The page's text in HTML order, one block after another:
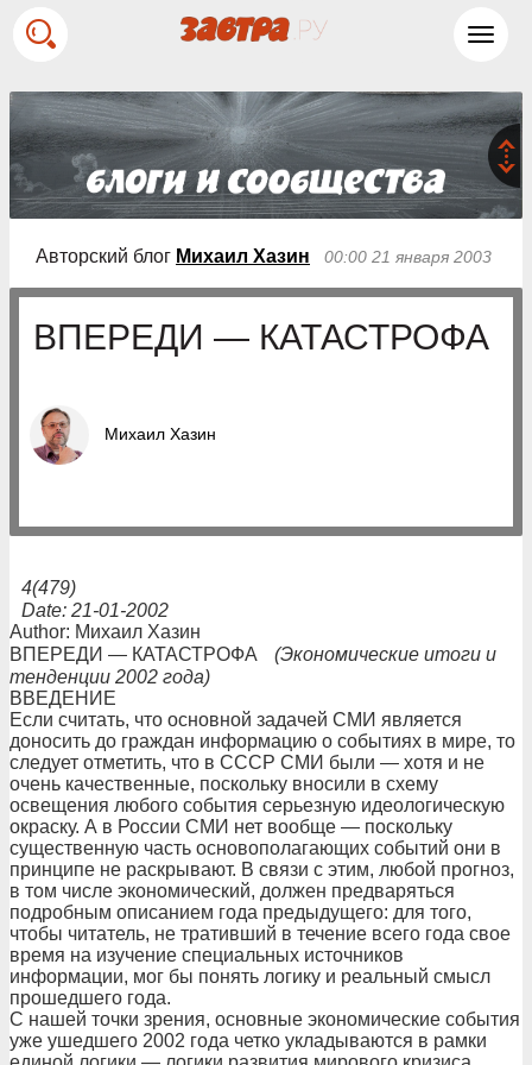
Авторский блог Михаил Хазин 00:00 21 января 2003
ВПЕРЕДИ — КАТАСТРОФА
Михаил Хазин
4(479)
Date: 21-01-2002
Author: Михаил Хазин
ВПЕРЕДИ — КАТАСТРОФА
(Экономические итоги и
тенденции 2002 года)
ВВЕДЕНИЕ
Если считать, что основной задачей СМИ является
доносить до граждан информацию о событиях в мире, то
следует отметить, что в СССР СМИ были — хотя и не
очень качественные, поскольку вносили в схему
освещения любого события серьезную идеологическую
окраску. А в России СМИ нет вообще — поскольку
существенную часть основополагающих событий они в
принципе не раскрывают. В связи с этим, любой прогноз,
в том числе экономический, должен предваряться
подробным описанием года предыдущего: для того,
чтобы читатель, не тративший в течение всего года свое
время на изучение специальных источников
информации, мог бы понять логику и реальный смысл
прошедшего года.
С нашей точки зрения, основные экономические события
уже ушедшего 2002 года четко укладываются в рамки